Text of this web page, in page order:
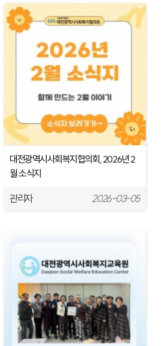
대전광역시사회복지협의회, 2026년 2
월 소식지
관리자 2026-03-05